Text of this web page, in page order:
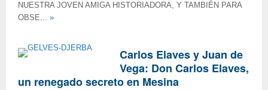
NUESTRA JOVEN AMIGA HISTORIADORA, Y TAMBIÉN PARA
OBSE... »
Carlos Elaves y Juan de
Vega: Don Carlos Elaves,
un renegado secreto en Mesina